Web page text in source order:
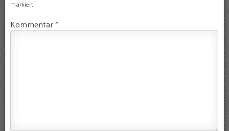
markiert
Kommentar *